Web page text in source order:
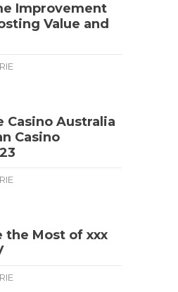
Improvement
Value and
Casino Australia
Casino
the Most of xxx